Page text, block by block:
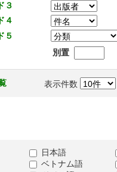
３
４
５
別置
表示件数
日本語
ベトナム語